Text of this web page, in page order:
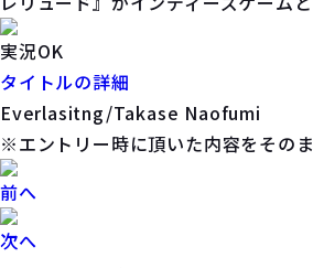
実況OK
タイトルの詳細
Everlasitng/Takase Naofumi
※エントリー時に頂いた内容をその
前へ
次へ